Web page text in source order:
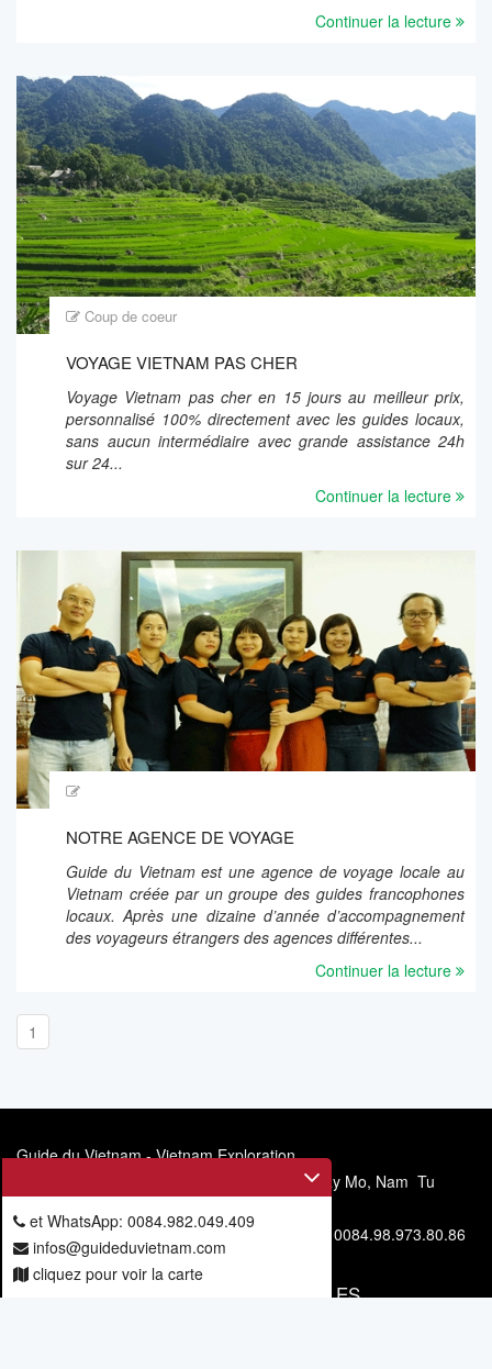
Continuer la lecture
Coup de coeur
VOYAGE VIETNAM PAS CHER
Voyage Vietnam pas cher en 15 jours au meilleur prix,
personnalisé 100% directement avec les guides locaux,
sans aucun intermédiaire avec grande assistance 24h
sur 24...
Continuer la lecture
NOTRE AGENCE DE VOYAGE
Guide du Vietnam est une agence de voyage locale au
Vietnam créée par un groupe des guides francophones
locaux. Après une dizaine d’année d’accompagnement
des voyageurs étrangers des agences différentes...
Continuer la lecture
1
Guide du Vietnam - Vietnam Exploration
Siège social: 11/67, allée 6, rue Mieu Nha, Tay Mo, Nam Tu
Téléphone et WhatsApp: 0084.982.049.409 - 0084.98.973.80.86
VOUS ABONNER POUR NOS ARTICLES
et WhatsApp: 0084.982.049.409
infos@guideduvietnam.com
cliquez pour voir la carte